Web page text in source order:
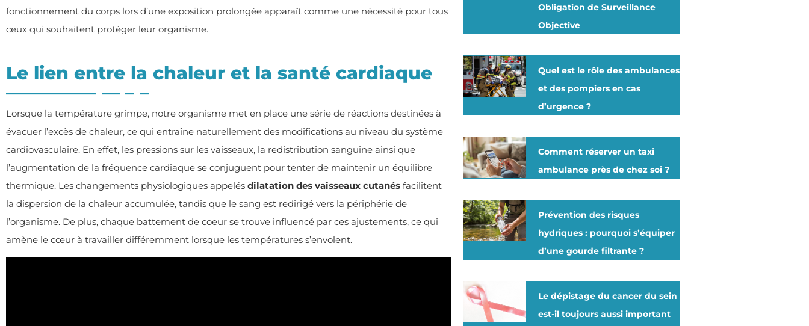
fonctionnement du corps lors d’une exposition prolongée apparaît comme une nécessité pour tous
ceux qui souhaitent protéger leur organisme.
Le lien entre la chaleur et la santé cardiaque
Lorsque la température grimpe, notre organisme met en place une série de réactions destinées à
évacuer l’excès de chaleur, ce qui entraîne naturellement des modifications au niveau du système
cardiovasculaire. En effet, les pressions sur les vaisseaux, la redistribution sanguine ainsi que
l’augmentation de la fréquence cardiaque se conjuguent pour tenter de maintenir un équilibre
thermique. Les changements physiologiques appelés dilatation des vaisseaux cutanés facilitent
la dispersion de la chaleur accumulée, tandis que le sang est redirigé vers la périphérie de
l’organisme. De plus, chaque battement de coeur se trouve influencé par ces ajustements, ce qui
amène le cœur à travailler différemment lorsque les températures s’envolent.
Obligation de Surveillance
Objective
Quel est le rôle des ambulances
et des pompiers en cas
d’urgence ?
Comment réserver un taxi
ambulance près de chez soi ?
Prévention des risques
hydriques : pourquoi s’équiper
d’une gourde filtrante ?
Le dépistage du cancer du sein
est-il toujours aussi important